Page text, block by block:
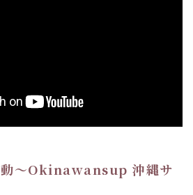
動〜Okinawansup 沖縄サ